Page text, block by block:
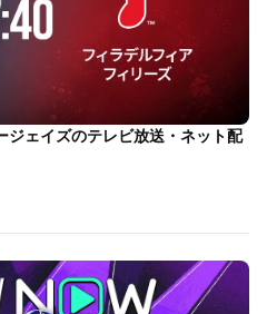
ジェイズのテレビ放送・ネット配